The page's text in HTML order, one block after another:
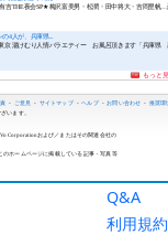
Q&A
利用規約